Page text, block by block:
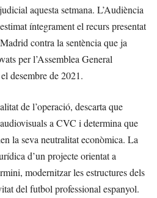
aquesta setmana. L’Audiència
íntegrament el recurs presentat
contra la sentència que ja
per l’Assemblea General
desembre de 2021.
de l’operació, descarta que
a CVC i determina que
la seva neutralitat econòmica. La
d’un projecte orientat a
modernitzar les estructures dels
del futbol professional espanyol.